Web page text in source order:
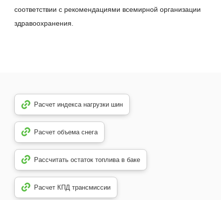
соответствии с рекомендациями всемирной организации
здравоохранения.
Расчет индекса нагрузки шин
Расчет объема снега
Рассчитать остаток топлива в баке
Расчет КПД трансмиссии